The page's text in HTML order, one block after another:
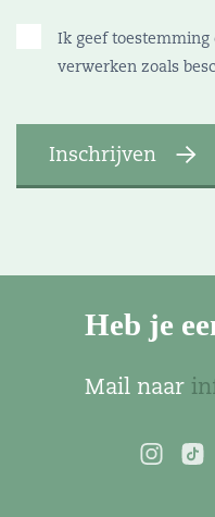
Ik geef toestemming
verwerken zoals
Heb je
Mail naar